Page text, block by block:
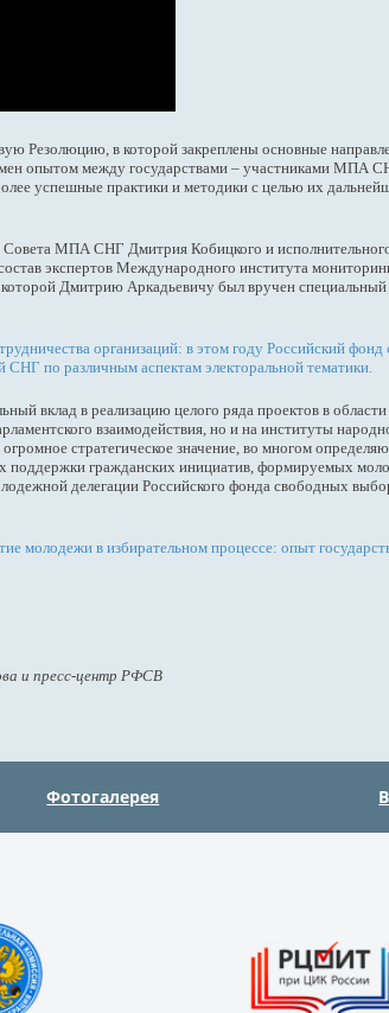
Резолюцию, в которой закреплены основные
опытом между государствами – участниками МПА
успешные практики и методики с целью их
Совета МПА СНГ Дмитрия Кобицкого и
экспертов Международного института
Дмитрию Аркадьевичу был вручен
организаций: в этом году Российский
по различным аспектам электоральной тематики.
вклад в реализацию целого ряда проектов в
взаимодействия, но и на институты
стратегическое значение, во многом
поддержки гражданских инициатив, формируемых
делегации Российского фонда свободных
молодежи в избирательном процессе: опыт
и пресс-центр РФСВ
Фотогалерея